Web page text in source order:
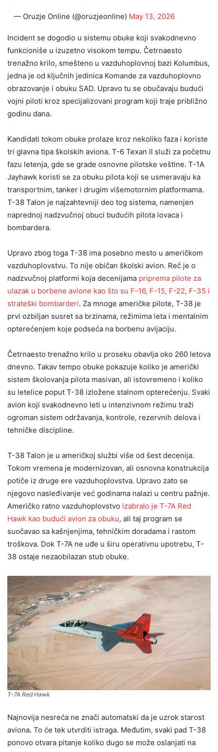
— Oruzje Online (@oruzjeonline) May 13, 2026
Incident se dogodio u sistemu obuke koji svakodnevno
funkcioniše u izuzetno visokom tempu. Četrnaesto
trenažno krilo, smešteno u vazduhoplovnoj bazi Kolumbus,
jedna je od ključnih jedinica Komande za vazduhoplovno
obrazovanje i obuku SAD. Upravo tu se obučavaju budući
vojni piloti kroz specijalizovani program koji traje približno
godinu dana.
Kandidati tokom obuke prolaze kroz nekoliko faza i koriste
tri glavna tipa školskih aviona. T-6 Texan II služi za početnu
fazu letenja, gde se grade osnovne pilotske veštine. T-1A
Jayhawk koristi se za obuku pilota koji se usmeravaju ka
transportnim, tanker i drugim višemotornim platformama.
T-38 Talon je najzahtevniji deo tog sistema, namenjen
naprednoj nadzvučnoj obuci budućih pilota lovaca i
bombardera.
Upravo zbog toga T-38 ima posebno mesto u američkom
vazduhoplovstvu. To nije običan školski avion. Reč je o
nadzvučnoj platformi koja decenijama priprema pilote za
ulazak u borbene avione kao što su F-16, F-15, F-22, F-35 i
strateški bombarderi. Za mnoge američke pilote, T-38 je
prvi ozbiljan susret sa brzinama, režimima leta i mentalnim
opterećenjem koje podseća na borbenu avijaciju.
Četrnaesto trenažno krilo u proseku obavlja oko 260 letova
dnevno. Takav tempo obuke pokazuje koliko je američki
sistem školovanja pilota masivan, ali istovremeno i koliko
su letelice poput T-38 izložene stalnom opterećenju. Svaki
avion koji svakodnevno leti u intenzivnom režimu traži
ogroman sistem održavanja, kontrole, rezervnih delova i
tehničke discipline.
T-38 Talon je u američkoj službi više od šest decenija.
Tokom vremena je modernizovan, ali osnovna konstrukcija
potiče iz druge ere vazduhoplovstva. Upravo zato se
njegovo nasleđivanje već godinama nalazi u centru pažnje.
Američko ratno vazduhoplovstvo izabralo je T-7A Red
Hawk kao budući avion za obuku, ali taj program se
suočavao sa kašnjenjima, tehničkim doradama i rastom
troškova. Dok T-7A ne uđe u širu operativnu upotrebu, T-
38 ostaje nezaobilazan stub obuke.
T-7A Red Hawk
Najnovija nesreća ne znači automatski da je uzrok starost
aviona. To će tek utvrditi istraga. Međutim, svaki pad T-38
ponovo otvara pitanje koliko dugo se može oslanjati na